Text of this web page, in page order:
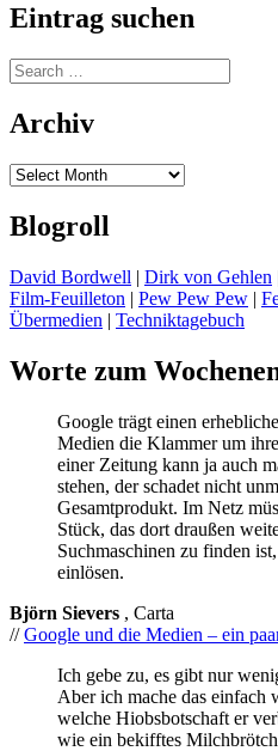
Eintrag suchen
Search
for:
Archiv
Archiv
Blogroll
David Bordwell | Dirk von Gehlen
Film-Feuilleton | Pew Pew Pew |
Übermedien | Techniktagebuch
Worte zum
Google trägt einen
Medien die Klammer um
einer Zeitung kann ja auch
stehen, der schadet nicht
Gesamtprodukt. Im Netz
Stück, das dort draußen
Suchmaschinen zu finden
einlösen.
Björn Sievers , Carta
//Google und die Medien – ein
Ich gebe zu, es gibt nur
Aber ich mache das einfach
welche Hiobsbotschaft er
wie ein bekifftes